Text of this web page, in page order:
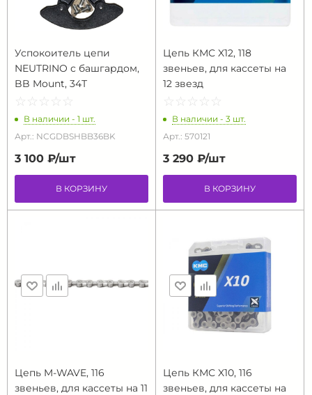
Успокоитель цепи
NEUTRINO с башгардом,
BB Mount, 34Т
☆ ☆ ☆ ☆ ☆
★ ★ ★ ★ ★
В наличии - 1 шт.
Арт.: NCGDBSHBB36BK
3 100 ₽/шт
В КОРЗИНУ
Цепь КМС X12, 118
звеньев, для кассеты на
12 звезд
☆ ☆ ☆ ☆ ☆
★ ★ ★ ★ ★
В наличии - 3 шт.
Арт.: 570121
3 290 ₽/шт
В КОРЗИНУ
Цепь M-WAVE, 116
звеньев, для кассеты на 11
Цепь КМС X10, 116
звеньев, для кассеты на